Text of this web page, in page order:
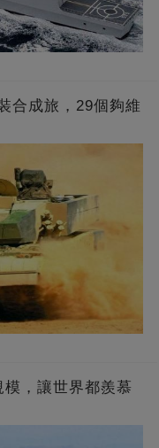
合成旅，29個夠維
，讓世界都羨慕